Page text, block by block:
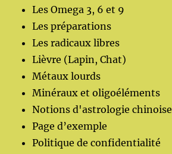
Les Omega 3, 6 et 9
Les préparations
Les radicaux libres
Lièvre (Lapin, Chat)
Métaux lourds
Minéraux et oligoéléments
Notions d'astrologie chinoise
Page d’exemple
Politique de confidentialité